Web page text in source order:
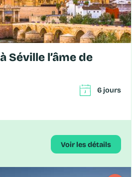
6 jours
Voir les détails